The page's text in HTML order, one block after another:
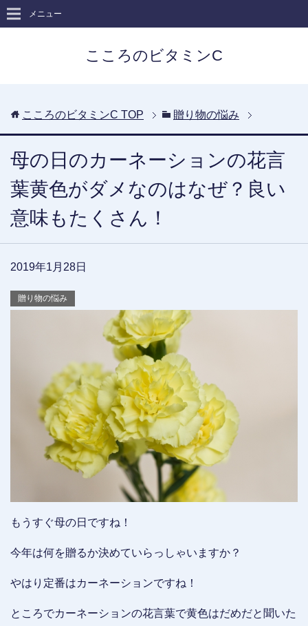
こころのビタミンC
メニュー
こころのビタミンC TOP 贈り物の悩み
母の日のカーネーションの花言
葉黄色がダメなのはなぜ？良い
意味もたくさん！
2019年1月28日
贈り物の悩み
もうすぐ母の日ですね！
今年は何を贈るか決めていらっしゃいますか？
やはり定番はカーネーションですね！
ところでカーネーションの花言葉で黄色はだめだと聞いた